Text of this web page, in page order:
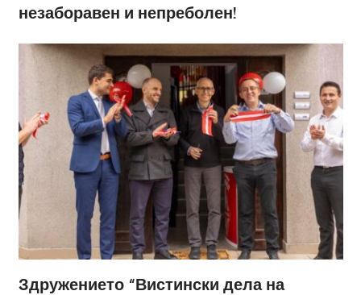
незаборавен и непреболен!
Здружението “Вистински дела на